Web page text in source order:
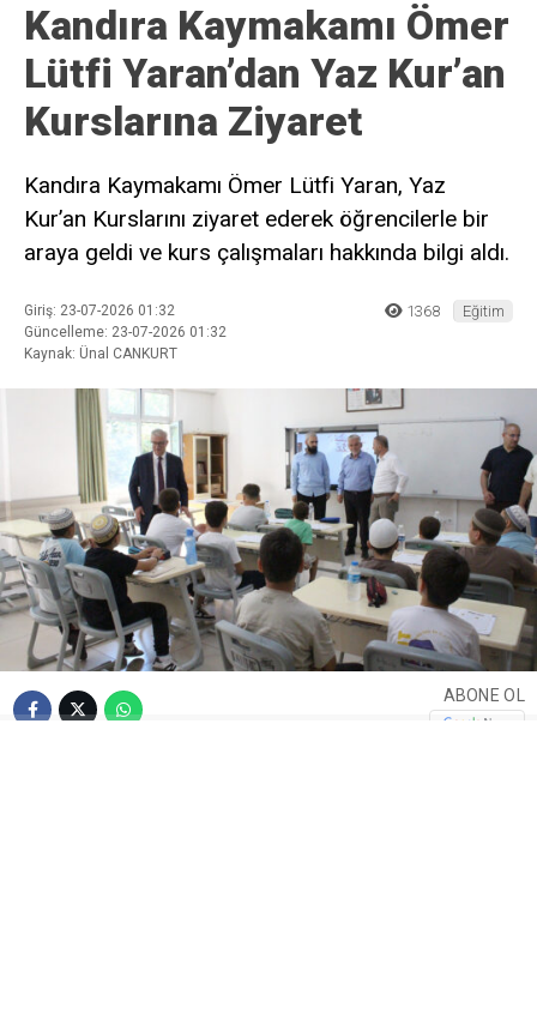
Kandıra Kaymakamı Ömer
Lütfi Yaran’dan Yaz Kur’an
Kurslarına Ziyaret
Kandıra Kaymakamı Ömer Lütfi Yaran, Yaz
Kur’an Kurslarını ziyaret ederek öğrencilerle bir
araya geldi ve kurs çalışmaları hakkında bilgi aldı.
Giriş: 23-07-2026 01:32
Güncelleme: 23-07-2026 01:32
Kaynak: Ünal CANKURT
1368 Eğitim
ABONE OL